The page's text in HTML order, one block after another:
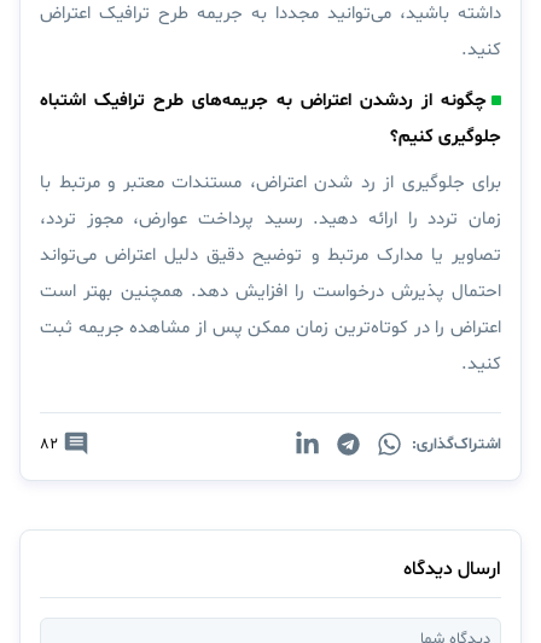
داشته باشید، می‌توانید مجددا به جریمه طرح ترافیک اعتراض
کنید.
چگونه از ردشدن اعتراض به جریمه‌های طرح ترافیک اشتباه
جلوگیری کنیم؟
برای جلوگیری از رد شدن اعتراض، مستندات معتبر و مرتبط با
زمان تردد را ارائه دهید. رسید پرداخت عوارض، مجوز تردد،
تصاویر یا مدارک مرتبط و توضیح دقیق دلیل اعتراض می‌تواند
احتمال پذیرش درخواست را افزایش دهد. همچنین بهتر است
اعتراض را در کوتاه‌ترین زمان ممکن پس از مشاهده جریمه ثبت
کنید.
اشتراک‌گذاری: 82
ارسال دیدگاه